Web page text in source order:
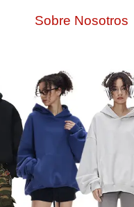
Sobre Nosotros